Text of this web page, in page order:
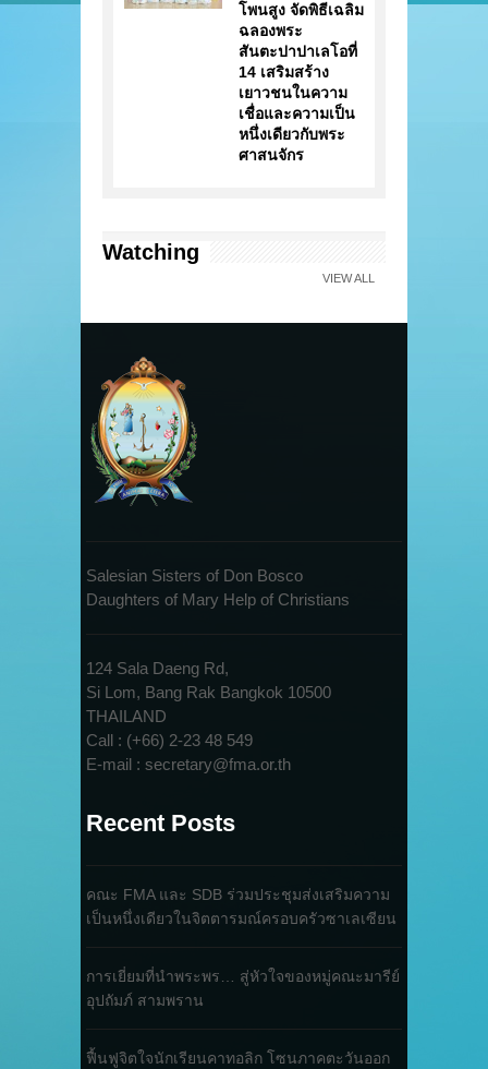
โพนสูง จัดพิธีเฉลิม
ฉลองพระ
สันตะปาปาเลโอที่
14 เสริมสร้าง
เยาวชนในความ
เชื่อและความเป็น
หนึ่งเดียวกับพระ
ศาสนจักร
Watching
VIEW ALL
Salesian Sisters of Don Bosco
Daughters of Mary Help of Christians
124 Sala Daeng Rd,
Si Lom, Bang Rak Bangkok 10500
THAILAND
Call : (+66) 2-23 48 549
E-mail : secretary@fma.or.th
Recent Posts
คณะ FMA และ SDB ร่วมประชุมส่งเสริมความ
เป็นหนึ่งเดียวในจิตตารมณ์ครอบครัวซาเลเซียน
การเยี่ยมที่นำพระพร… สู่หัวใจของหมู่คณะมารีย์
อุปถัมภ์ สามพราน
ฟื้นฟูจิตใจนักเรียนคาทอลิก โซนภาคตะวันออก